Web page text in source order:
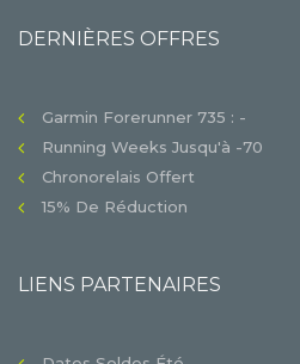
DERNIÈRES OFFRES
Garmin Forerunner 735 : -
Running Weeks Jusqu'à -70
Chronorelais Offert
15% De Réduction
LIENS PARTENAIRES